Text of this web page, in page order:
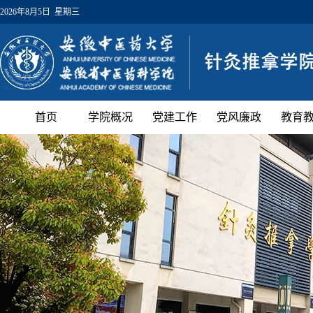
2026年8月5日 星期三
首页 学院概况 党建工作 党风廉政 教育